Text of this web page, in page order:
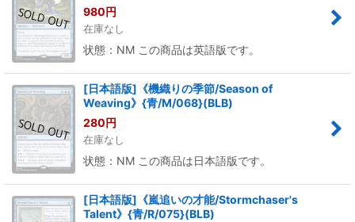
980円
在庫なし
状態：NM この商品は英語版です。
[日本語版]《機織りの季節/Season of
Weaving》{青/M/068}(BLB)
280円
在庫なし
状態：NM この商品は日本語版です。
[日本語版]《嵐追いの才能/Stormchaser's
Talent》{青/R/075}(BLB)